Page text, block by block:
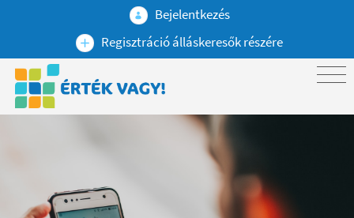
Bejelentkezés
Regisztráció álláskeresők részére